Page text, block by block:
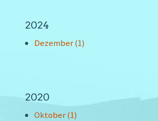
2024
Dezember (1)
2020
Oktober (1)